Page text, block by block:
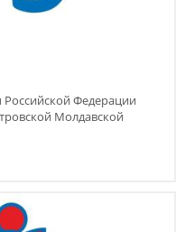
Российской Федерации
Молдавской